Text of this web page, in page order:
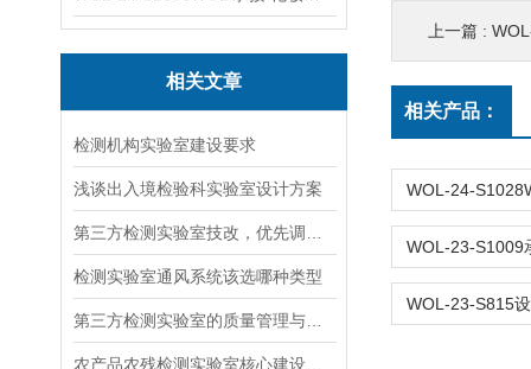
相关文章
检测机构实验室建设要求
浅谈出入境检验科实验室设计方案
检测实验室通风系统该选哪种类型
上一篇 : WOL-
相关产品：